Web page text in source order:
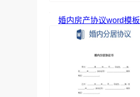
婚内房产协议word模板